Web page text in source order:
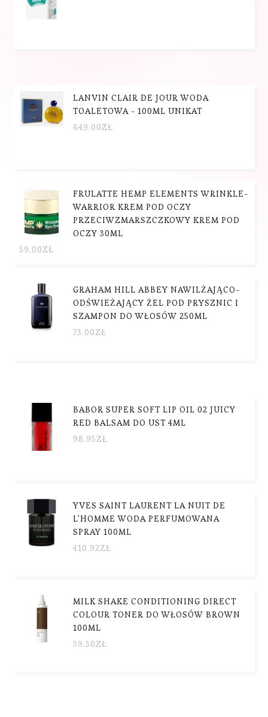
LANVIN CLAIR DE JOUR WODA
TOALETOWA - 100ML UNIKAT
649.00ZŁ
FRULATTE HEMP ELEMENTS WRINKLE-
WARRIOR KREM POD OCZY
PRZECIWZMARSZCZKOWY KREM POD
OCZY 30ML
59.00ZŁ
GRAHAM HILL ABBEY NAWILŻAJĄCO-
ODŚWIEŻAJĄCY ŻEL POD PRYSZNIC I
SZAMPON DO WŁOSÓW 250ML
73.00ZŁ
BABOR SUPER SOFT LIP OIL 02 JUICY
RED BALSAM DO UST 4ML
98.95ZŁ
YVES SAINT LAURENT LA NUIT DE
L'HOMME WODA PERFUMOWANA
SPRAY 100ML
410.92ZŁ
MILK SHAKE CONDITIONING DIRECT
COLOUR TONER DO WŁOSÓW BROWN
100ML
39.30ZŁ